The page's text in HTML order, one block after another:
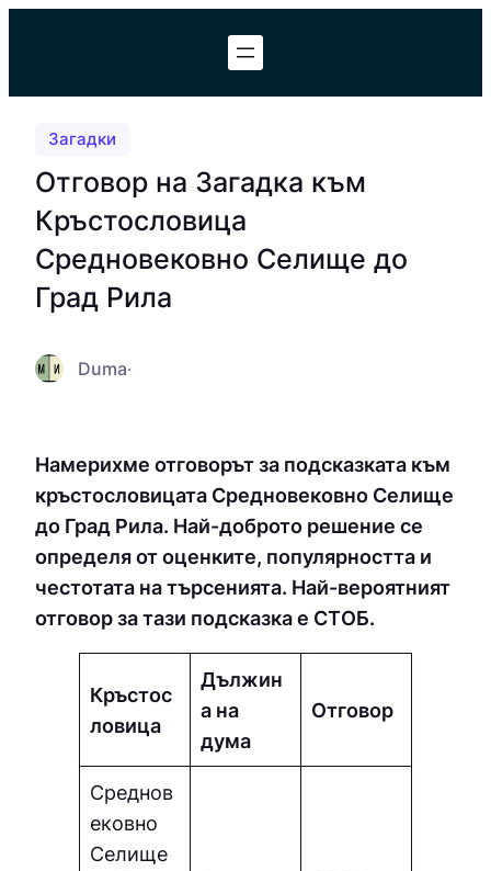
Загадки
Отговор на Загадка към
Кръстословица
Средновековно Селище до
Град Рила
Duma·
Намерихме отговорът за подсказката към
кръстословицата Средновековно Селище
до Град Рила. Най-доброто решение се
определя от оценките, популярността и
честотата на търсенията. Най-вероятният
отговор за тази подсказка е СТOБ.
Кръстос
ловица
Дължин
а на
дума
Отговор
Среднов
ековно
Селище